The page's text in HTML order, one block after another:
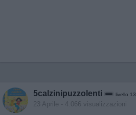
5calzinipuzzolenti livello 13
23 Aprile - 4.066 visualizzazioni